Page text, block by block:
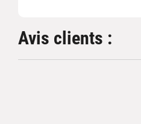
Avis clients :